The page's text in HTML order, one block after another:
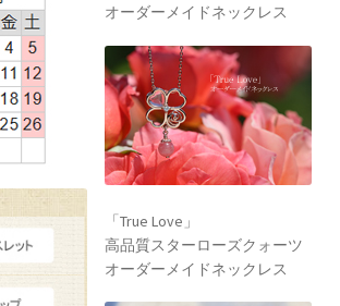
オーダーメイドネックレス
「True Love」
高品質スターローズクォーツ
オーダーメイドネックレス